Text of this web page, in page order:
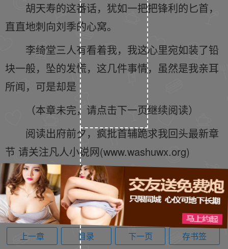
胡天寿的这番话，犹如一把把锋利的匕首，
直直地刺向刘季的心窝。
李绮堂三人有看着我，我这心里宛如装了铅
块一般，坠的发慌，这几件事情，虽然是我亲耳
所闻，可是却是
（本章未完，请点击下一页继续阅读）
阅读出府前夕，疯批首辅跪求我回头最新章
节 请关注凡人小说网(www.washuwx.org)
上一章 目录 下一页 存书签